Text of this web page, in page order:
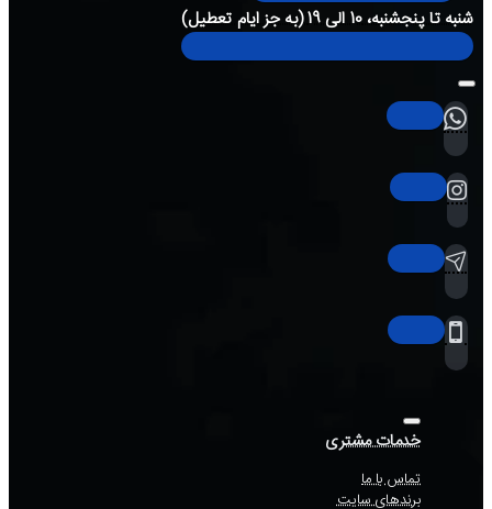
شنبه تا پنجشنبه، 10 الی 19 (به جز ایام تعطیل)
خدمات مشتری
تماس با ما
برندهای سایت